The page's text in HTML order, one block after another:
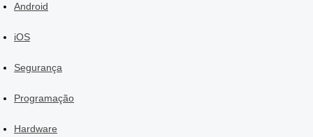
Android
iOS
Segurança
Programação
Hardware